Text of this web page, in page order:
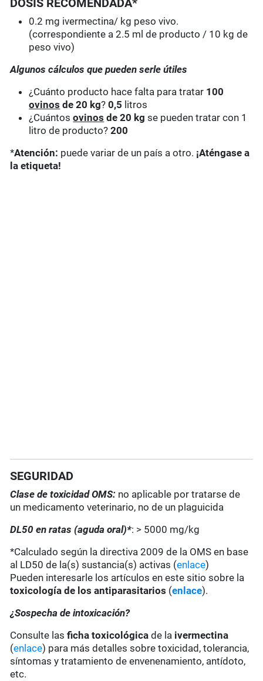
DOSIS RECOMENDADA*
0.2 mg ivermectina/ kg peso vivo.
(correspondiente a 2.5 ml de producto / 10 kg de
peso vivo)
Algunos cálculos que pueden serle útiles
¿Cuánto producto hace falta para tratar 100
ovinos de 20 kg?0,5 litros
¿Cuántosovinos de 20 kg se pueden tratar con 1
litro de producto?200
*Atención: puede variar de un país a otro. ¡Aténgase a
la etiqueta!
SEGURIDAD
Clase de toxicidad OMS: no aplicable por tratarse de
un medicamento veterinario, no de un plaguicida
DL50 en ratas (aguda oral)*: > 5000 mg/kg
*Calculado según la directiva 2009 de la OMS en base
al LD50 de la(s) sustancia(s) activas (enlace)
Pueden interesarle los artículos en este sitio sobre la
toxicología de los antiparasitarios (enlace).
¿Sospecha de intoxicación?
Consulte lasficha toxicológica de la ivermectina
(enlace) para más detalles sobre toxicidad, tolerancia,
síntomas y tratamiento de envenenamiento, antídoto,
etc.